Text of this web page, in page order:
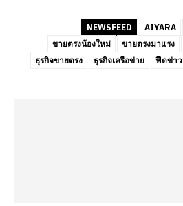
NEWSFEED AIYARA
ขายตรงน้องใหม่
ขายตรงมาแรง
ธุรกิจขายตรง
ธุรกิจเครือข่าย ฟีดข่าว